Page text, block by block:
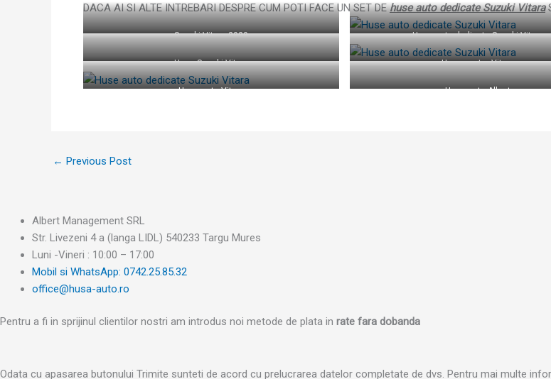
DACA AI SI ALTE INTREBARI DESPRE CUM POTI FACE UN SET DEhuse auto dedicate Suzuki Vitara
Suzuki Vitara 2020 Huse auto dedicate Suzuki Vitara
Huse Suzuki Vitara Huse pentru Vitara
Huse auto Vitara Huse auto Albert
← Previous Post
Albert Management SRL
Str. Livezeni 4 a (langa LIDL) 540233 Targu Mures
Luni -Vineri : 10:00 – 17:00
Mobil si WhatsApp: 0742.25.85.32
office@husa-auto.ro
Pentru a fi in sprijinul clientilor nostri am introdus noi metode de plata in rate fara dobanda
Odata cu apasarea butonului Trimite sunteti de acord cu prelucrarea datelor completate de dvs. Pentru mai multe